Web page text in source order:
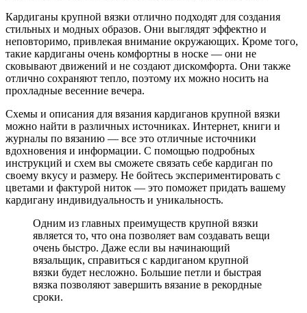
Кардиганы крупной вязки отлично подходят для создания
стильных и модных образов. Они выглядят эффектно и
неповторимо, привлекая внимание окружающих. Кроме того,
такие кардиганы очень комфортны в носке — они не
сковывают движений и не создают дискомфорта. Они также
отлично сохраняют тепло, поэтому их можно носить на
прохладные весенние вечера.
Схемы и описания для вязания кардиганов крупной вязки
можно найти в различных источниках. Интернет, книги и
журналы по вязанию — все это отличные источники
вдохновения и информации. С помощью подробных
инструкций и схем вы сможете связать себе кардиган по
своему вкусу и размеру. Не бойтесь экспериментировать с
цветами и фактурой ниток — это поможет придать вашему
кардигану индивидуальность и уникальность.
Одним из главных преимуществ крупной вязки
является то, что она позволяет вам создавать вещи
очень быстро. Даже если вы начинающий
вязальщик, справиться с кардиганом крупной
вязки будет несложно. Большие петли и быстрая
вязка позволяют завершить вязание в рекордные
сроки.